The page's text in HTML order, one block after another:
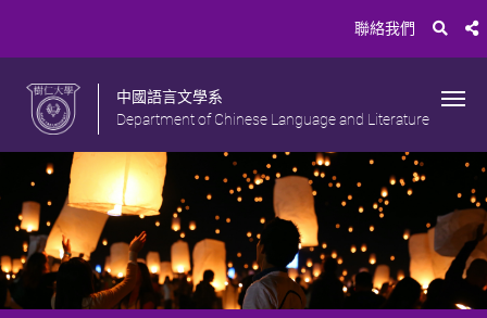
聯絡我們
中國語言文學系
Department of Chinese Language and Literature